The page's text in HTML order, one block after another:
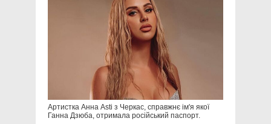
Артистка Анна Asti з Черкас, справжнє ім'я якої
Ганна Дзюба, отримала російський паспорт.